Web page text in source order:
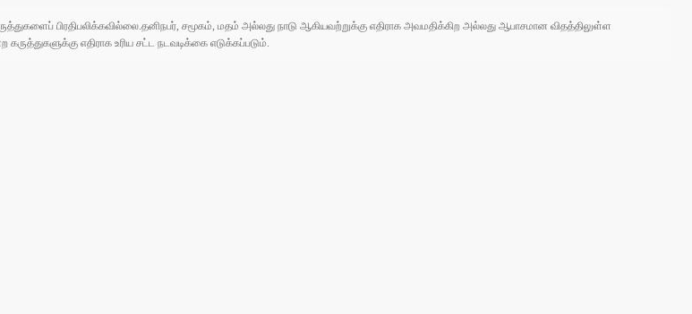
பிரதிபலிக்கவில்லை.தனிநபர், சமூகம், மதம் அல்லது நாடு ஆகியவற்றுக்கு எதிராக அவமதிக்கிற அல்லது ஆபாசமான விதத்திலுள்ள
எதிராக உரிய சட்ட நடவடிக்கை எடுக்கப்படும்.